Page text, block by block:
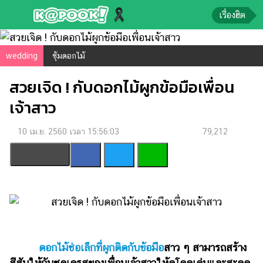
ข่าว-
ความ
รู้
ข่าว
ข่าว
บันเทิง
ตรวจ
เรื่องฮิต
wedding ซุ้มดอกไม้
สวยเจิด ! กับดอกไม้ผูกข้อมือเพื่อน
เจ้าสาว
10 เม.ย. 2560 เวลา 15:56:03 79,212
ดอกไม้ช่อเล็กที่ผูกติดกับข้อมือสาว ๆ สามารถสร้าง